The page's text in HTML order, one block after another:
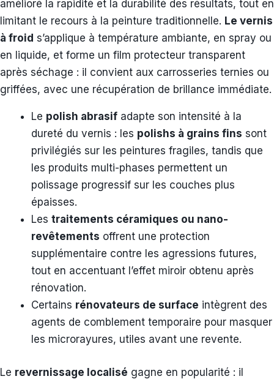
amélioré la rapidité et la durabilité des résultats, tout en
limitant le recours à la peinture traditionnelle. Le vernis
à froid s’applique à température ambiante, en spray ou
en liquide, et forme un film protecteur transparent
après séchage : il convient aux carrosseries ternies ou
griffées, avec une récupération de brillance immédiate.
Le polish abrasif adapte son intensité à la
dureté du vernis : les polishs à grains fins sont
privilégiés sur les peintures fragiles, tandis que
les produits multi-phases permettent un
polissage progressif sur les couches plus
épaisses.
Les traitements céramiques ou nano-
revêtements offrent une protection
supplémentaire contre les agressions futures,
tout en accentuant l’effet miroir obtenu après
rénovation.
Certains rénovateurs de surface intègrent des
agents de comblement temporaire pour masquer
les microrayures, utiles avant une revente.
Le revernissage localisé gagne en popularité : il